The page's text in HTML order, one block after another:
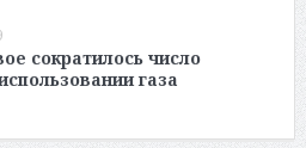
сократилось число
газа